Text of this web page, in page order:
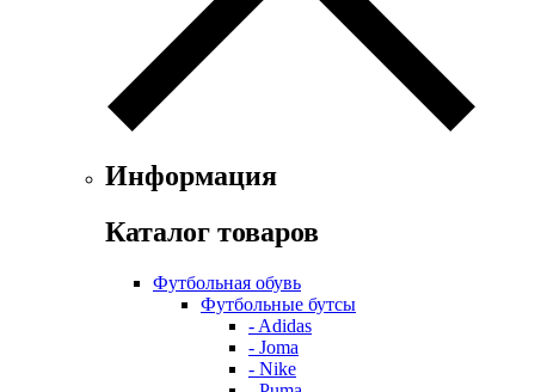
Информация
Каталог товаров
Футбольная обувь
Футбольные бутсы
- Adidas
- Joma
- Nike